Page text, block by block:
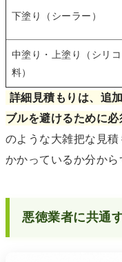
下塗り（シーラー）
中塗り・上塗り（シリ
料）
詳細見積もりは、追
ブルを避けるために必
のような大雑把な見
かかっているか分から
悪徳業者に共通